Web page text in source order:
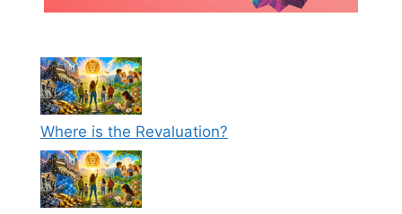
Where is the Revaluation?